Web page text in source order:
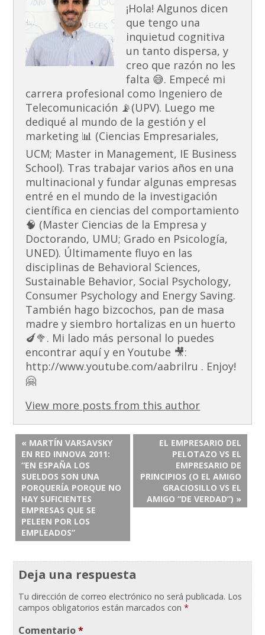
¡Hola! Algunos dicen
que tengo una
inquietud cognitiva
un tanto dispersa, y
creo que razón no les
falta 😅. Empecé mi
carrera profesional como Ingeniero de
Telecomunicación 📡(UPV). Luego me
dediqué al mundo de la gestión y el
marketing 📊 (Ciencias Empresariales,
UCM; Master in Management, IE Business
School). Tras trabajar varios años en una
multinacional y fundar algunas empresas
entré en el mundo de la investigación
científica en ciencias del comportamiento
🧠 (Master Ciencias de la Empresa y
Doctorando, UMU; Grado en Psicología,
UNED). Últimamente fluyo en las
disciplinas de Behavioral Sciences,
Sustainable Behavior, Social Psychology,
Consumer Psychology and Energy Saving.
También hago bizcochos, pan de masa
madre y siembro hortalizas en un huerto
🍆🥦. Mi lado más personal lo puedes
encontrar aquí y en Youtube 🎥:
http://www.youtube.com/aabrilru . Enjoy!
🤗
View more posts from this author
« MARTÍN VARSAVSKY
EN RED INNOVA 2011:
“EN ESPAÑA LOS
SUELDOS SON UNA
PORQUERÍA PORQUE NO
HAY SUFICIENTES
EMPRESAS QUE SE
PELEEN POR LOS
EMPLEADOS”
EL EMPRESARIO DEL
PELOTAZO VS EL
EMPRESARIO DE
PRINCIPIOS (O EL AMIGO
GRACIOSILLO VS EL
AMIGO “DE VERDAD”) »
Deja una respuesta
Tu dirección de correo electrónico no será publicada. Los
campos obligatorios están marcados con*
Comentario*